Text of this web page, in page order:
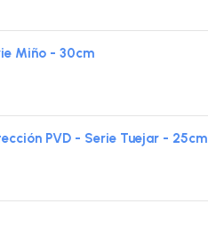
Miño - 30cm
PVD - Serie Tuejar - 25cm